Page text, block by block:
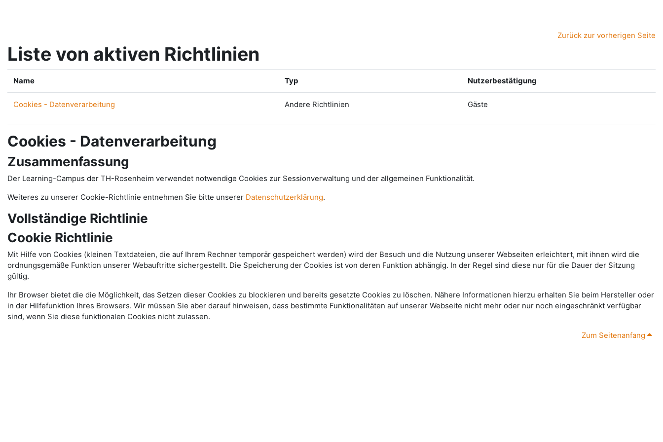
Zurück zur vorherigen Seite
Liste von aktiven Richtlinien
Name Typ Nutzerbestätigung
Cookies - Datenverarbeitung Andere Richtlinien Gäste
Cookies - Datenverarbeitung
Zusammenfassung
Der Learning-Campus der TH-Rosenheim verwendet notwendige Cookies zur Sessionverwaltung und der allgemeinen Funktionalität.
Weiteres zu unserer Cookie-Richtlinie entnehmen Sie bitte unserer Datenschutzerklärung.
Vollständige Richtlinie
Cookie Richtlinie
Mit Hilfe von Cookies (kleinen Textdateien, die auf Ihrem Rechner temporär gespeichert werden) wird der Besuch und die Nutzung unserer Webseiten erleichtert, mit ihnen wird die
ordnungsgemäße Funktion unserer Webauftritte sichergestellt. Die Speicherung der Cookies ist von deren Funktion abhängig. In der Regel sind diese nur für die Dauer der Sitzung
gültig.
Ihr Browser bietet die die Möglichkeit, das Setzen dieser Cookies zu blockieren und bereits gesetzte Cookies zu löschen. Nähere Informationen hierzu erhalten Sie beim Hersteller oder
in der Hilfefunktion Ihres Browsers. Wir müssen Sie aber darauf hinweisen, dass bestimmte Funktionalitäten auf unserer Webseite nicht mehr oder nur noch eingeschränkt verfügbar
sind, wenn Sie diese funktionalen Cookies nicht zulassen.
Zum Seitenanfang